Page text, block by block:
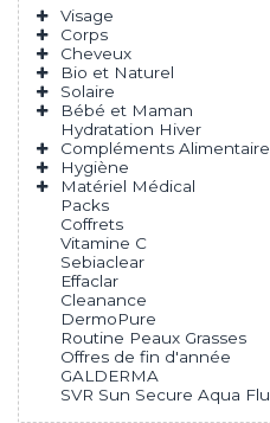
Visage
Corps
Cheveux
Bio et Naturel
Solaire
Bébé et Maman
Hydratation Hiver
Compléments
Hygiène
Matériel Médical
Packs
Coffrets
Vitamine C
Sebiaclear
Effaclar
Cleanance
DermoPure
Routine Peaux Grasses
Offres de fin d'année
GALDERMA
SVR Sun Secure Aqua